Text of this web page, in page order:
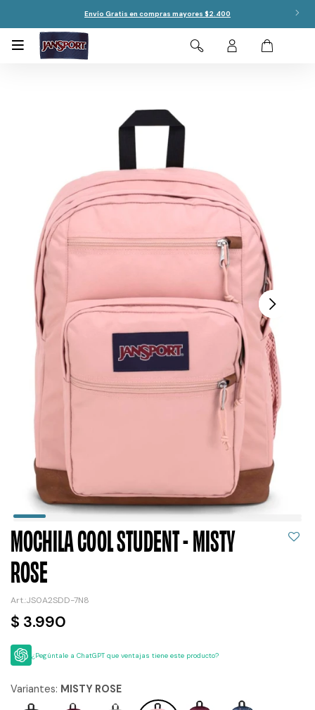
Envío Gratis en compras mayores $2.400

MOCHILA COOL STUDENT - MISTY
ROSE
JS0A2SDD-7N8
$ 3.990
¿Pegúntale a ChatGPT que ventajas tiene este producto?
Variantes: MISTY ROSE